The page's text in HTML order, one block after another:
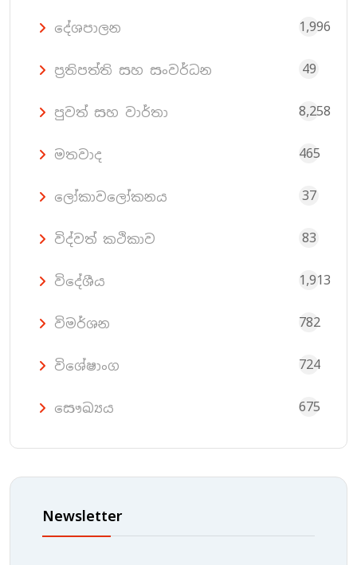
දේශපාලන 1,996
ප්‍රතිපත්ති සහ සංවර්ධන 49
පුවත් සහ වාර්තා 8,258
මතවාද 465
ලෝකාවලෝකනය 37
විද්වත් කථිකාව 83
විදේශීය 1,913
විමර්ශන 782
විශේෂාංග 724
සෞඛ්‍යය 675
Newsletter